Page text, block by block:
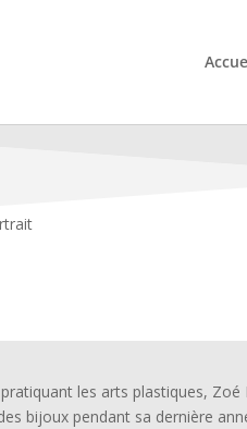
les arts plastiques,
bijoux pendant sa dernière